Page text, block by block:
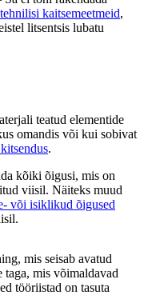
tehnilisi kaitsemeetmeid,
litsentsis lubatu
teatud elementide
omandis või kui sobivat
.
kõiki õigusi, mis on
viisil. Näiteks muud
või isiklikud õigused
mis seisab avatud
taga, mis võimaldavad
tööriistad on tasuta